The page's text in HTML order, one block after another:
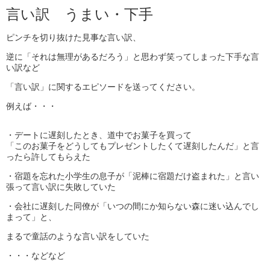
言い訳 うまい・下手
ピンチを切り抜けた見事な言い訳、
逆に「それは無理があるだろう」と思わず笑ってしまった下手な言
い訳など
「言い訳」に関するエピソードを送ってください。
例えば・・・
・デートに遅刻したとき、道中でお菓子を買って
「このお菓子をどうしてもプレゼントしたくて遅刻したんだ」と言
ったら許してもらえた
・宿題を忘れた小学生の息子が「泥棒に宿題だけ盗まれた」と言い
張って言い訳に失敗していた
・会社に遅刻した同僚が「いつの間にか知らない森に迷い込んでし
まって」と、
まるで童話のような言い訳をしていた
・・・などなど